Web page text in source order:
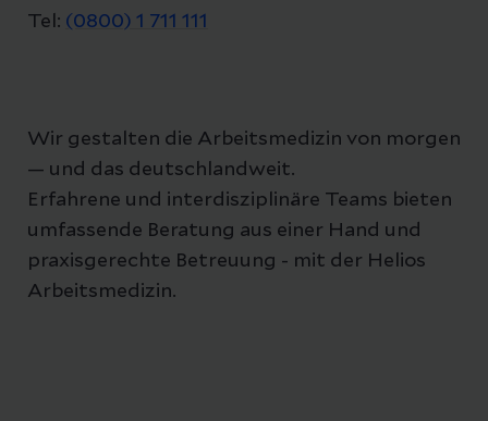
Tel: (0800) 1 711 111
Wir gestalten die Arbeitsmedizin von morgen
— und das deutschlandweit.
Erfahrene und interdisziplinäre Teams bieten
umfassende Beratung aus einer Hand und
praxisgerechte Betreuung - mit der Helios
Arbeitsmedizin.